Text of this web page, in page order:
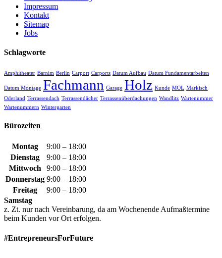
Impressum
Kontakt
Sitemap
Jobs
Schlagworte
Amphitheater Barnim Berlin Carport Carports Datum Aufbau Datum Fundamentarbeiten
Datum Montage Fachmann Garage Holz Kunde MOL Märkisch
Oderland Terrassendach Terrassendächer Terrassenüberdachungen Wandlitz Wartenummer
Wartenummern Wintergarten
Bürozeiten
Montag
9:00 – 18:00
Dienstag
9:00 – 18:00
Mittwoch
9:00 – 18:00
Donnerstag 9:00 – 18:00
Freitag
9:00 – 18:00
Samstag
z. Zt. nur nach Vereinbarung, da am Wochenende Aufmaßtermine
beim Kunden vor Ort erfolgen.
#EntrepreneursForFuture